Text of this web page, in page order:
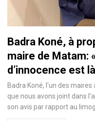
Badra Koné, à
maire de Matam:
d’innocence est
Badra Koné, l'un des
que nous avons joint dans
son avis par rapport au